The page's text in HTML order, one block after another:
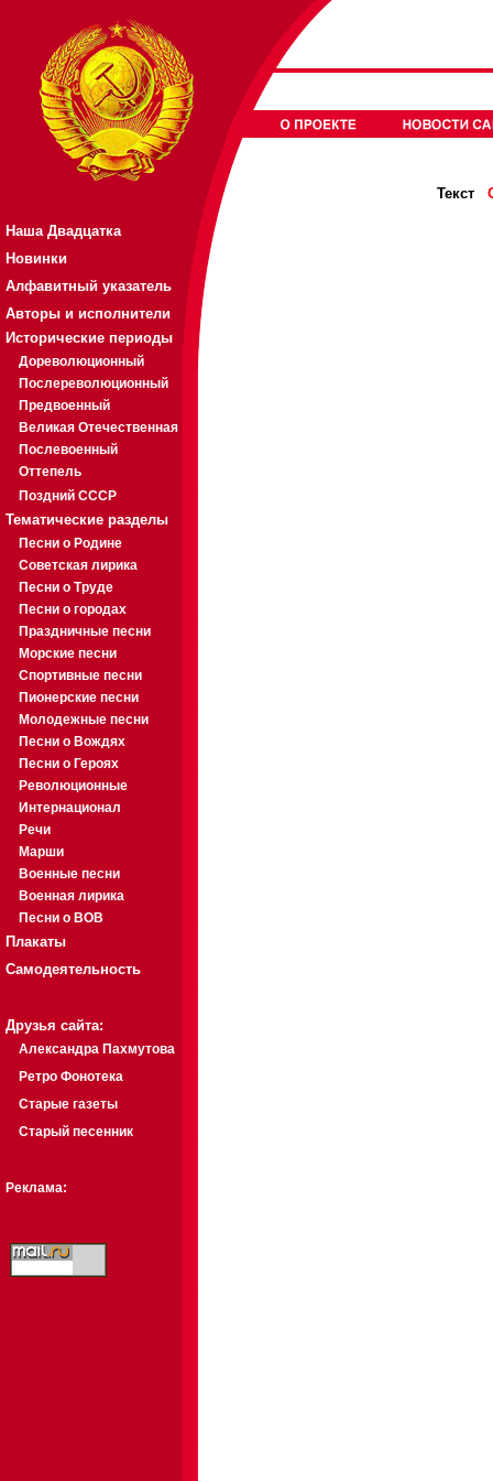
Наша Двадцатка
Новинки
Алфавитный указатель
Авторы и исполнители
Исторические периоды
Дореволюционный
Послереволюционный
Предвоенный
Великая Отечественная
Послевоенный
Оттепель
Поздний СССР
Тематические разделы
Песни о Родине
Советская лирика
Песни о Труде
Песни о городах
Праздничные песни
Морские песни
Спортивные песни
Пионерские песни
Молодежные песни
Песни о Вождях
Песни о Героях
Революционные
Интернационал
Речи
Марши
Военные песни
Военная лирика
Песни о ВОВ
Плакаты
Самодеятельность
Друзья сайта:
Александра Пахмутова
Ретро Фонотека
Старые газеты
Старый песенник
Реклама:
Текст